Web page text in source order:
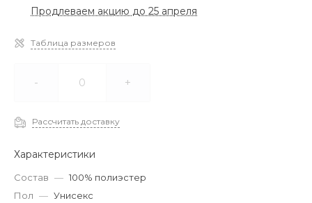
Продлеваем акцию до 25 апреля
Таблица размеров
- +
Рассчитать доставку
Характеристики
Состав — 100% полиэстер
Пол — Унисекс